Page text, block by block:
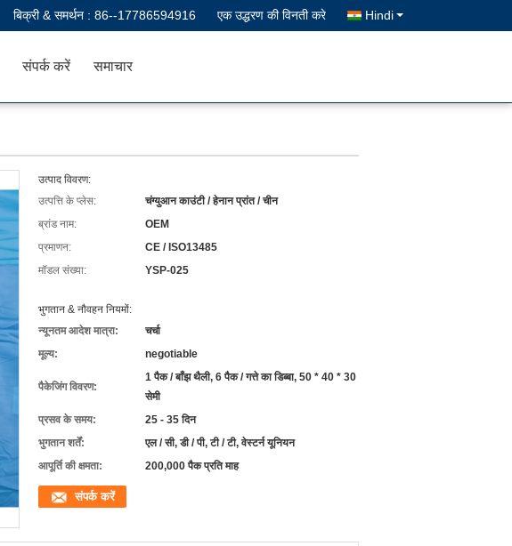
बिक्री & समर्थन : 86--17786594916 एक उद्धरण की विनती करे Hindi
संपर्क करें समाचार
उत्पाद विवरण:
उत्पत्ति के प्लेस:
चंग्युआन काउंटी / हेनान प्रांत / चीन
ब्रांड नाम:
OEM
प्रमाणन:
CE / ISO13485
मॉडल संख्या:
YSP-025
भुगतान & नौवहन नियमों:
न्यूनतम आदेश मात्रा:
चर्चा
मूल्य:
negotiable
पैकेजिंग विवरण:
1 पैक / बाँझ थैली, 6 पैक / गत्ते का डिब्बा, 50 * 40 * 30
सेमी
प्रसव के समय:
25 - 35 दिन
भुगतान शर्तें:
एल / सी, डी / पी, टी / टी, वेस्टर्न यूनियन
आपूर्ति की क्षमता:
200,000 पैक प्रति माह
संपर्क करें